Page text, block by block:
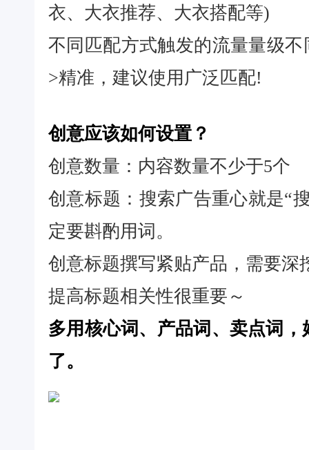
衣、大衣推荐、大衣搭配等)
不同匹配方式触发的流量量级
>精准，建议使用广泛匹配!
创意应该如何设置？
创意数量：内容数量不少于5个
创意标题：搜索广告重心就是“
定要斟酌用词。
创意标题撰写紧贴产品，需要深
提高标题相关性很重要～
多用核心词、产品词、卖点词
了。